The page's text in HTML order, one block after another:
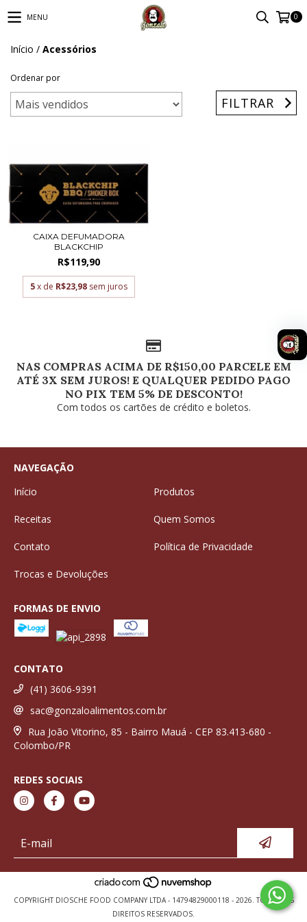
MENU 0
Início / Acessórios
Ordenar por
FILTRAR
CAIXA DEFUMADORA
BLACKCHIP
R$119,90
5 x de R$23,98 sem juros
NAS COMPRAS ACIMA DE R$150,00 PARCELE EM
ATÉ 3X SEM JUROS! E QUALQUER PEDIDO PAGO
NO PIX TEM 5% DE DESCONTO!
Com todos os cartões de crédito e boletos.
NAVEGAÇÃO
Início
Produtos
Receitas Quem Somos
Contato Política de Privacidade
Trocas e Devoluções
FORMAS DE ENVIO
CONTATO
(41) 3606-9391
sac@gonzaloalimentos.com.br
Rua João Vitorino, 85 - Bairro Mauá - CEP 83.413-680 -
Colombo/PR
REDES SOCIAIS
COPYRIGHT DIOSCHE FOOD COMPANY LTDA - 14794829000118 - 2026. TODOS OS
DIREITOS RESERVADOS.